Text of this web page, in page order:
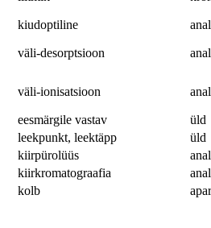
kiudoptiline
väli-desorptsioon
väli-ionisatsioon
eesmärgile vastav
üld
leekpunkt, leektäpp
üld
kiirpürolüüs
kiirkromatograafia
kolb